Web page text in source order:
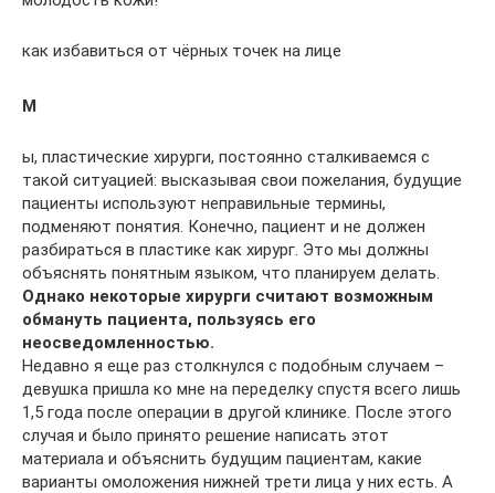
как избавиться от чёрных точек на лице
М
ы, пластические хирурги, постоянно сталкиваемся с
такой ситуацией: высказывая свои пожелания, будущие
пациенты используют неправильные термины,
подменяют понятия. Конечно, пациент и не должен
разбираться в пластике как хирург. Это мы должны
объяснять понятным языком, что планируем делать.
Однако некоторые хирурги считают возможным
обмануть пациента, пользуясь его
неосведомленностью.
Недавно я еще раз столкнулся с подобным случаем –
девушка пришла ко мне на переделку спустя всего лишь
1,5 года после операции в другой клинике. После этого
случая и было принято решение написать этот
материала и объяснить будущим пациентам, какие
варианты омоложения нижней трети лица у них есть. А